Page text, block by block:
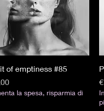
Visualização rápida
of emptiness #85
la spesa, risparmia di